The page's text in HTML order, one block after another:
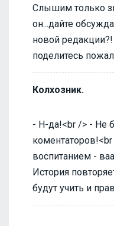
Слышим только
он...дайте
новой
поделитесь
Колхозник.
- Н-да!<br /> - Не
воспитанием -
История
будут учить и